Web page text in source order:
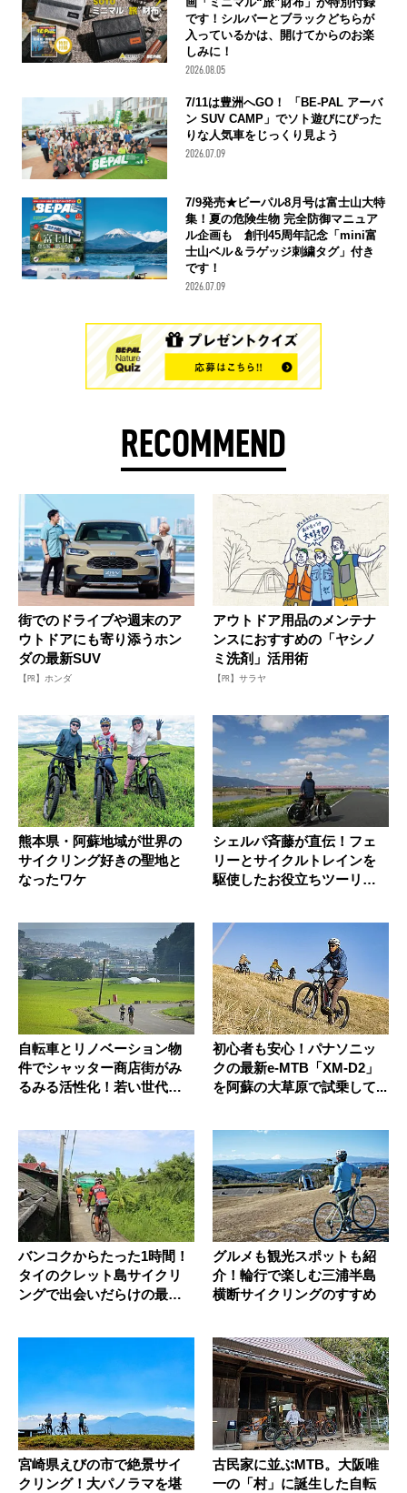
です！シルバーとブラックどちらが
入っているかは、開けてからのお楽
しみに！
2026.08.05
7/11は豊洲へGO！ 「BE-PAL アーバ
ン SUV CAMP」でソト遊びにぴった
りな人気車をじっくり見よう
2026.07.09
7/9発売★ビーパル8月号は富士山大特
集！夏の危険生物 完全防御マニュア
ル企画も 創刊45周年記念「mini富
士山ベル＆ラゲッジ刺繍タグ」付き
です！
2026.07.09
RECOMMEND
街でのドライブや週末のア
ウトドアにも寄り添うホン
ダの最新SUV
【PR】ホンダ
アウトドア用品のメンテナ
ンスにおすすめの「ヤシノ
ミ洗剤」活用術
【PR】サラヤ
熊本県・阿蘇地域が世界の
サイクリング好きの聖地と
なったワケ
シェルパ斉藤が直伝！フェ
リーとサイクルトレインを
駆使したお役立ちツーリン
自転車とリノベーション物
件でシャッター商店街がみ
るみる活性化！若い世代が
初心者も安心！パナソニッ
クの最新e-MTB「XM-D2」
を阿蘇の大草原で試乗して...
バンコクからたった1時間！
タイのクレット島サイクリ
ングで出会いだらけの最高
グルメも観光スポットも紹
介！輪行で楽しむ三浦半島
横断サイクリングのすすめ
宮崎県えびの市で絶景サイ
クリング！大パノラマを堪
古民家に並ぶMTB。大阪唯
一の「村」に誕生した自転